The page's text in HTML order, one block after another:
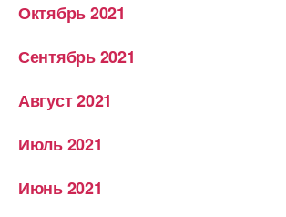
Октябрь 2021
Сентябрь 2021
Август 2021
Июль 2021
Июнь 2021